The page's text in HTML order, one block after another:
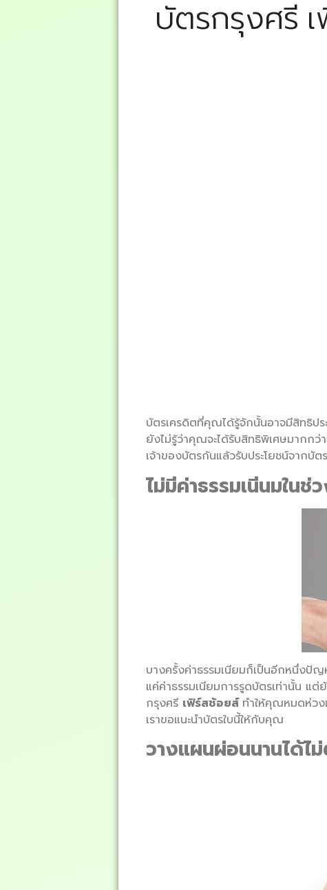
บัตรกรุงศรี
บัตรเครดิตที่คุณได้รู้จักนั้นอาจมีสิทธิป
ยังไม่รู้ว่าคุณจะได้รับสิทธิพิเศษมากกว่
เจ้าของบัตรกันแล้วรับประโยชน์จากบัต
ไม่มีค่าธรรมเนีนมใน
บางครั้งค่าธรรมเนียมก็เป็นอีกหนึ่งปัญ
แค่ค่าธรรมเนียมการรูดบัตรเท่านั้น แ
กรุงศรี เฟิร์สช้อยส์ ทำให้คุณหมดห่วง
เราขอแนะนำบัตรใบนี้ให้กับคุณ
วางแผนผ่อนนานได้ไ